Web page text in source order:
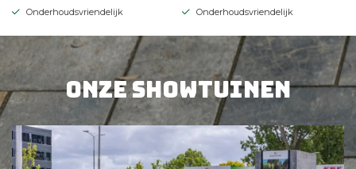
Onderhoudsvriendelijk
160,00per st
BEKIJK PRODUCT
Onderhoudsvriendelijk
127,00per st
BEKIJK PRODUCT
Onze showtuinen